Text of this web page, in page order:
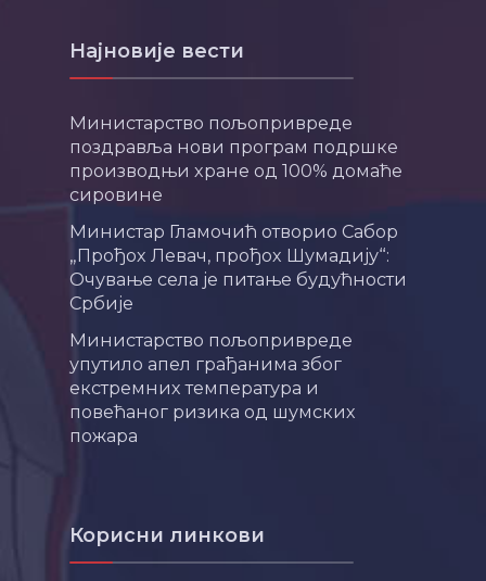
Најновије вести
Министарство пољопривреде
поздравља нови програм подршке
производњи хране од 100% домаће
сировине
Министар Гламочић отворио Сабор
„Прођох Левач, прођох Шумадију“:
Очување села је питање будућности
Србије
Министарство пољопривреде
упутило апел грађанима због
екстремних температура и
повећаног ризика од шумских
пожара
Корисни линкови